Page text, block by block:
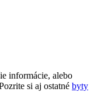
informácie, alebo
si aj ostatné byty